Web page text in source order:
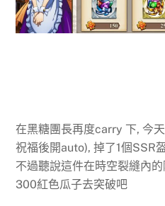
在黑糖團長再度carry 下, 今
祝福後開auto), 掉了1個SSR
不過聽說這件在時空裂縫內
300紅色瓜子去突破吧